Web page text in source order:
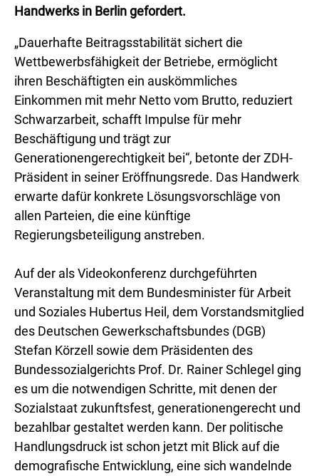
Handwerks in Berlin gefordert.
„Dauerhafte Beitragsstabilität sichert die
Wettbewerbsfähigkeit der Betriebe, ermöglicht
ihren Beschäftigten ein auskömmliches
Einkommen mit mehr Netto vom Brutto, reduziert
Schwarzarbeit, schafft Impulse für mehr
Beschäftigung und trägt zur
Generationengerechtigkeit bei“, betonte der ZDH-
Präsident in seiner Eröffnungsrede. Das Handwerk
erwarte dafür konkrete Lösungsvorschläge von
allen Parteien, die eine künftige
Regierungsbeteiligung anstreben.
Auf der als Videokonferenz durchgeführten
Veranstaltung mit dem Bundesminister für Arbeit
und Soziales Hubertus Heil, dem Vorstandsmitglied
des Deutschen Gewerkschaftsbundes (DGB)
Stefan Körzell sowie dem Präsidenten des
Bundessozialgerichts Prof. Dr. Rainer Schlegel ging
es um die notwendigen Schritte, mit denen der
Sozialstaat zukunftsfest, generationengerecht und
bezahlbar gestaltet werden kann. Der politische
Handlungsdruck ist schon jetzt mit Blick auf die
demografische Entwicklung, eine sich wandelnde